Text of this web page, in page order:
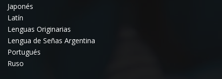
Japonés
Latín
Lenguas Originarias
Lengua de Señas Argentina
Portugués
Ruso